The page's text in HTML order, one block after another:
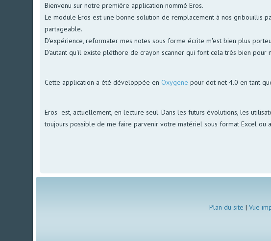
Bienvenu sur notre première application nommé Eros.
Le module Eros est une bonne solution de remplacement à nos gribouillis
partageable.
D'expérience, reformater mes notes sous forme écrite m'est bien plus
D'autant qu'il existe pléthore de crayon scanner qui font cela très bien pour
Cette application a été développée en Oxygene pour dot net 4.0 en tant
Eros est, actuellement, en lecture seul. Dans les futurs évolutions, les
toujours possible de me faire parvenir votre matériel sous format Excel ou
Plan du site | Vue